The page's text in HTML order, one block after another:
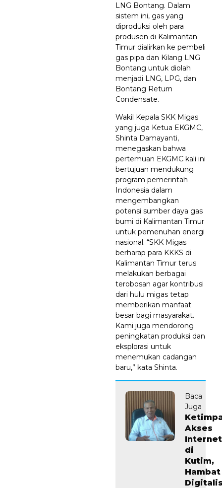
LNG Bontang. Dalam
sistem ini, gas yang
diproduksi oleh para
produsen di Kalimantan
Timur dialirkan ke pembeli
gas pipa dan Kilang LNG
Bontang untuk diolah
menjadi LNG, LPG, dan
Bontang Return
Condensate.
Wakil Kepala SKK Migas
yang juga Ketua EKGMC,
Shinta Damayanti,
menegaskan bahwa
pertemuan EKGMC kali ini
bertujuan mendukung
program pemerintah
Indonesia dalam
mengembangkan
potensi sumber daya gas
bumi di Kalimantan Timur
untuk pemenuhan energi
nasional. “SKK Migas
berharap para KKKS di
Kalimantan Timur terus
melakukan berbagai
terobosan agar kontribusi
dari hulu migas tetap
memberikan manfaat
besar bagi masyarakat.
Kami juga mendorong
peningkatan produksi dan
eksplorasi untuk
menemukan cadangan
baru,” kata Shinta.
Baca
Juga
Akses
Internet
di
Kutim,
Hambat